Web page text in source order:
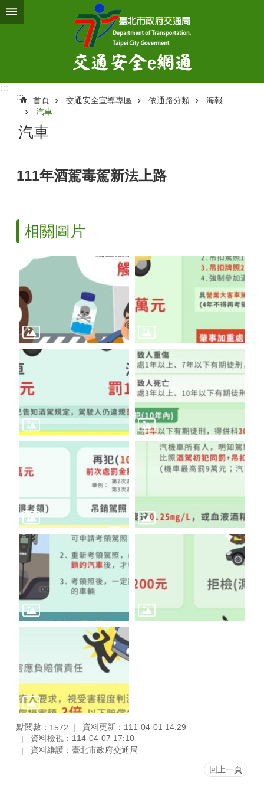
跳到主要內容區塊
:::
:::
首頁 交通安全宣導專區 依通路分類
海報
汽車
汽車
111年酒駕毒駕新法上路
相關圖片
點閱數： 1572
資料更新：111-04-01 14:29
資料檢視：114-04-07 17:10
資料維護：臺北市政府交通局
回上一頁